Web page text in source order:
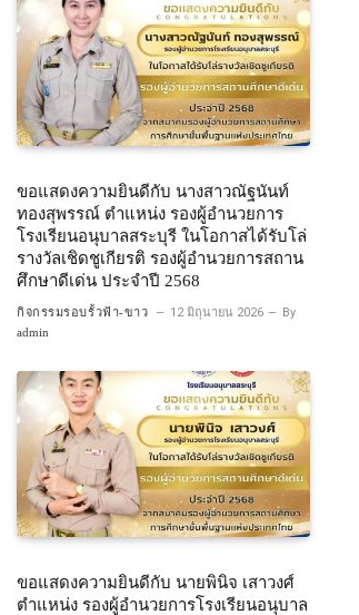
ขอแสดงความยินดีกับ นางสาวณัฐนันท์
ทองสุพรรณ์ ตำแหน่ง รองผู้อำนวยการ
โรงเรียนอนุบาลสระบุรี ในโอกาสได้รับโล่
รางวัลเชิดชูเกียรติ รองผู้อำนวยการสถาน
ศึกษาดีเด่น ประจำปี 2568
กิจกรรมรอบรั้วฟ้า-ขาว 12 มิถุนายน 2026 By
admin
ขอแสดงความยินดีกับ นายพินิจ เสาวงศ์
ตำแหน่ง รองผู้อำนวยการโรงเรียนอนุบาล